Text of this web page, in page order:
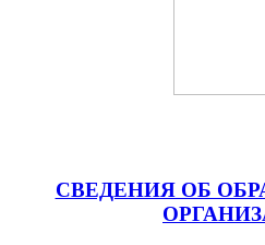
СВЕДЕНИЯ ОБ